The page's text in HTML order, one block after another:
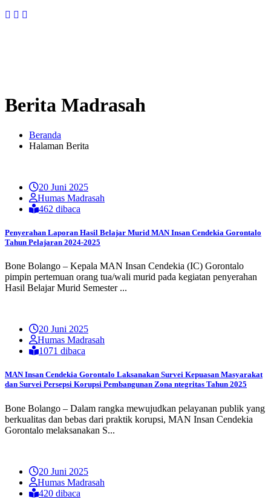
Berita Madrasah
Beranda
Halaman Berita
20 Juni 2025
Humas Madrasah
462 dibaca
Penyerahan Laporan Hasil Belajar Murid MAN Insan Cendekia Gorontalo
Tahun Pelajaran 2024-2025
Bone Bolango – Kepala MAN Insan Cendekia (IC) Gorontalo
pimpin pertemuan orang tua/wali murid pada kegiatan penyerahan
Hasil Belajar Murid Semester ...
20 Juni 2025
Humas Madrasah
1071 dibaca
MAN Insan Cendekia Gorontalo Laksanakan Survei Kepuasan Masyarakat
dan Survei Persepsi Korupsi Pembangunan Zona ntegritas Tahun 2025
Bone Bolango – Dalam rangka mewujudkan pelayanan publik yang
berkualitas dan bebas dari praktik korupsi, MAN Insan Cendekia
Gorontalo melaksanakan S...
20 Juni 2025
Humas Madrasah
420 dibaca